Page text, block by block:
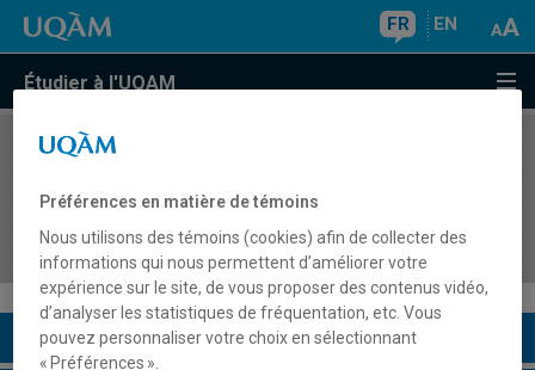
FR EN
Étudier à l'UQAM
COURS//
classe en français langue d'enseignement en
formation générale des adultes
Description du cours
Préférences en matière de témoins
Nous utilisons des témoins (cookies) afin de collecter des
informations qui nous permettent d’améliorer votre
expérience sur le site, de vous proposer des contenus vidéo,
d’analyser les statistiques de fréquentation, etc. Vous
pouvez personnaliser votre choix en sélectionnant
« Préférences ».